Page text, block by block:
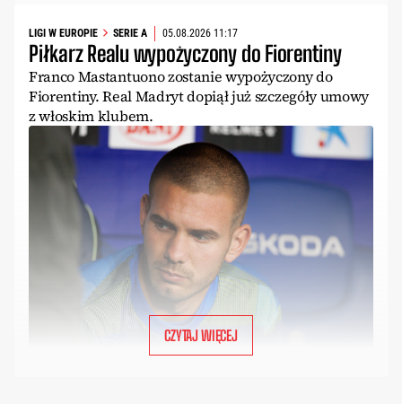
LIGI W EUROPIE SERIE A 05.08.2026 11:17
Piłkarz Realu wypożyczony do Fiorentiny
Franco Mastantuono zostanie wypożyczony do
Fiorentiny. Real Madryt dopiął już szczegóły umowy
z włoskim klubem.
CZYTAJ WIĘCEJ